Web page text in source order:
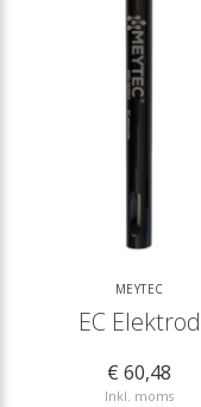
MEYTEC
EC Elektrod
€ 60,48
Inkl. moms